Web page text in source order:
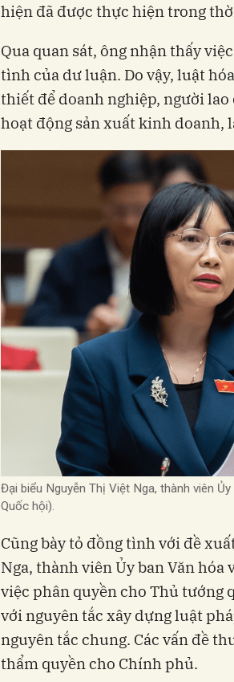
hiện đã được thực hiện trong
Qua quan sát, ông nhận thấy
tình của dư luận. Do vậy, luật
thiết để doanh nghiệp, người
hoạt động sản xuất kinh doanh,
Đại biểu Nguyễn Thị Việt Nga, thành viên
Quốc hội).
Cũng bày tỏ đồng tình với đề
Nga, thành viên Ủy ban Văn hóa
việc phân quyền cho Thủ tướng
với nguyên tắc xây dựng luật
nguyên tắc chung. Các vấn đề
thẩm quyền cho Chính phủ.